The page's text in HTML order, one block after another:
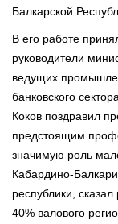
Балкарской
В его работе
руководители
ведущих
банковского
Коков поздравил
предстоящим
значимую роль
Кабардино-
республики,
40% валового